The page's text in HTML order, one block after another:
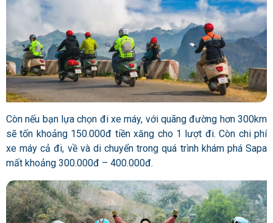
Còn nếu bạn lựa chọn đi xe máy, với quãng đường hơn 300km
sẽ tốn khoảng 150.000đ tiền xăng cho 1 lượt đi. Còn chi phí
xe máy cả đi, về và di chuyển trong quá trình khám phá Sapa
mất khoảng 300.000đ – 400.000đ.